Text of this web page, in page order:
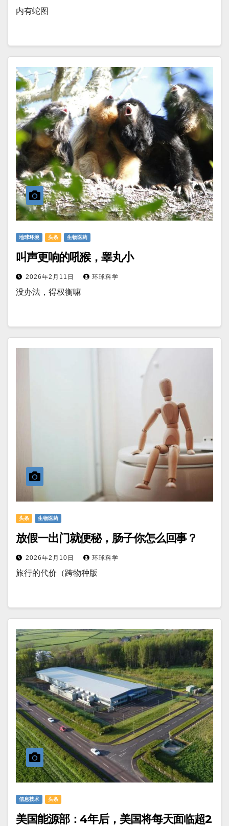
内有蛇图
地球环境 头条 生物医药
叫声更响的吼猴，睾丸小
2026年2月11日 环球科学
没办法，得权衡嘛
头条 生物医药
放假一出门就便秘，肠子你怎么回事？
2026年2月10日 环球科学
旅行的代价（跨物种版
信息技术 头条
美国能源部：4年后，美国将每天面临超2